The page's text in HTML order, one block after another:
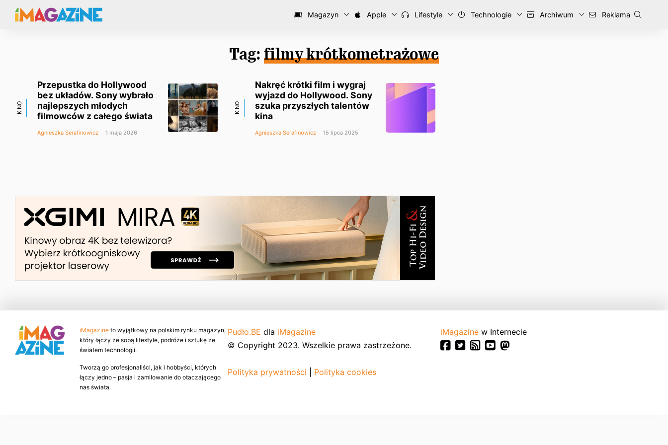
Magazyn Apple Lifestyle Technologie Archiwum Reklama
Tag: filmy krótkometrażowe
KINO
Przepustka do Hollywood
bez układów. Sony wybrało
najlepszych młodych
filmowców z całego świata
Agnieszka Serafinowicz 1 maja 2026
KINO
Nakręć krótki film i wygraj
wyjazd do Hollywood. Sony
szuka przyszłych talentów
kina
Agnieszka Serafinowicz 15 lipca 2025
iMagazine to wyjątkowy na polskim rynku magazyn,
który łączy ze sobą lifestyle, podróże i sztukę ze
światem technologii.
Tworzą go profesjonaliści, jak i hobbyści, których
łączy jedno – pasja i zamiłowanie do otaczającego
nas świata.
Pudło.BE dla iMagazine
© Copyright 2023. Wszelkie prawa zastrzeżone.
Polityka prywatności Polityka cookies
iMagazine w Internecie